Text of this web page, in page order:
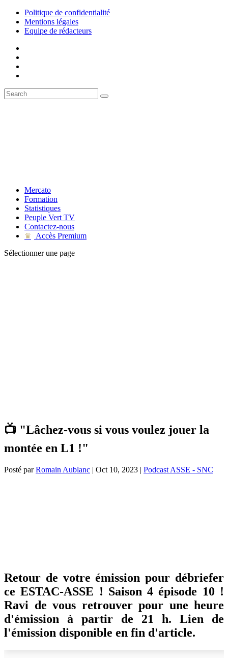
Politique de confidentialité
Mentions légales
Equipe de rédacteurs
Mercato
Formation
Statistiques
Peuple Vert TV
Contactez-nous
♛
Accès Premium
Sélectionner une page
📺 "Lâchez-vous si vous voulez jouer la
montée en L1 !"
Posté parRomain Aublanc | Oct 10, 2023 | Podcast ASSE - SNC
Retour de votre émission pour débriefer
ce ESTAC-ASSE ! Saison 4 épisode 10 !
Ravi de vous retrouver pour une heure
d'émission à partir de 21 h. Lien de
l'émission disponible en fin d'article.